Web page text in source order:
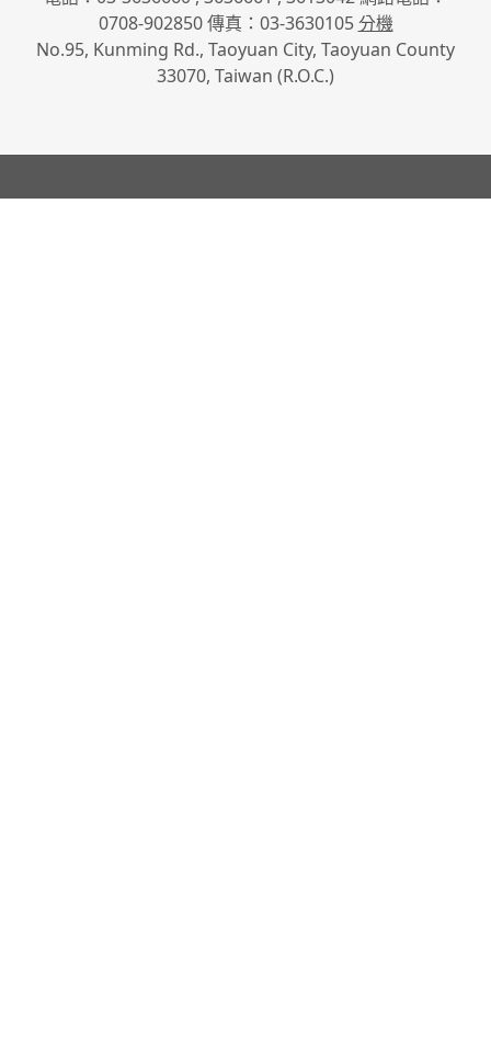
0708-902850 傳真：03-3630105分機
No.95, Kunming Rd., Taoyuan City, Taoyuan County
33070, Taiwan (R.O.C.)